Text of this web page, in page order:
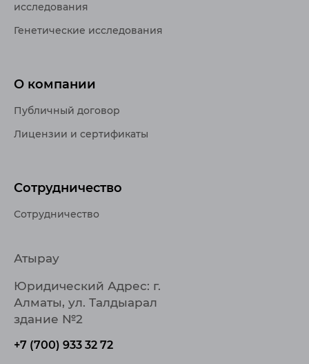
исследования
Генетические исследования
О компании
Публичный договор
Лицензии и сертификаты
Сотрудничество
Сотрудничество
Атырау
Юридический Адрес: г.
Алматы, ул. Талдыарал
здание №2
+7 (700) 933 32 72